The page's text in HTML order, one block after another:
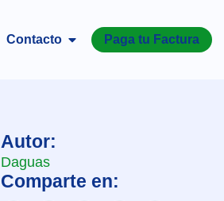
Contacto Paga tu Factura
Autor:
Daguas
Comparte en: